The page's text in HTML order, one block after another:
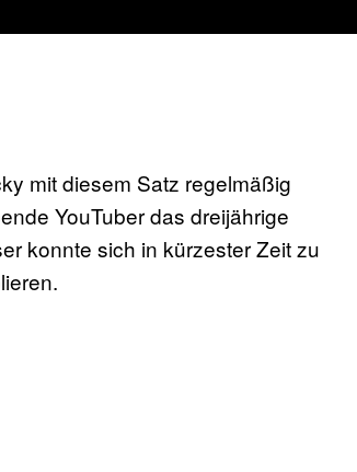
mit diesem Satz regelmäßig
YouTuber das dreijährige
konnte sich in kürzester Zeit zu